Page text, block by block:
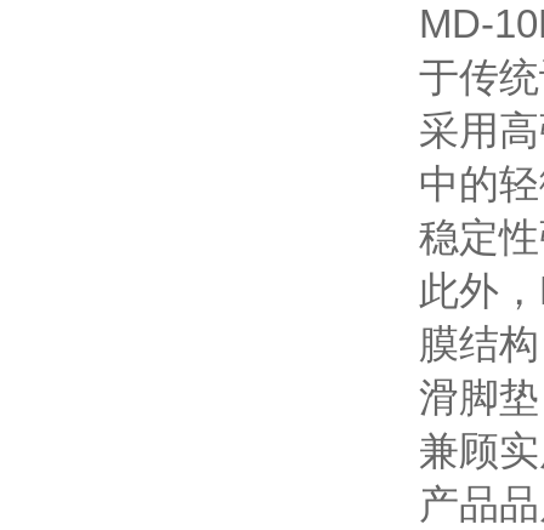
MD-
于传
采用
中的
稳定
此外
膜结
滑脚
兼顾
产品